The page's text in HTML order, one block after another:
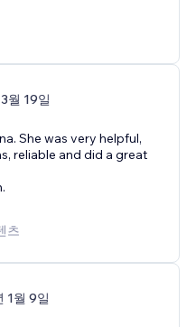
월 19일
She was very helpful,
reliable and did a great
츠
1월 9일